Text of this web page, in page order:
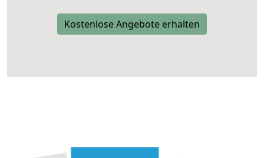
Kostenlose Angebote erhalten